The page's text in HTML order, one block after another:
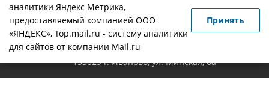
Наши контакты
+7 (4932) 419-755 info@novostroy37.ru
153029 г. Иваново, ул. Минская, 6а
аналитики Яндекс Метрика,
предоставляемый компанией ООО
«ЯНДЕКС», Top.mail.ru - систему аналитики
для сайтов от компании Mail.ru
Принять